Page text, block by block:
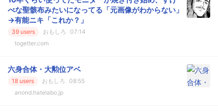
べな聖骸布みたいになってる「元画像がわからない」
→有能ニキ「これか？」
39 users おもしろ
07:14
togetter.com
六身合体・大勲位アベ
18 users おもしろ
08:55
anond.hatelabo.jp